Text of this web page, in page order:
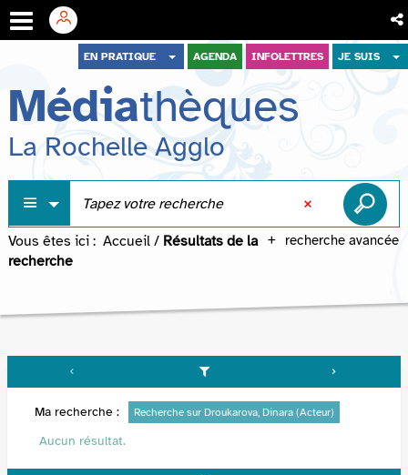
menu
contenu
recherche
EN PRATIQUE AGENDA INFOLETTRES JE SUIS
Médiathèques
La Rochelle Agglo
recherche avancée
Vous êtes ici : Accueil / Résultats de la
recherche
Ma recherche : Recherche sur Droukarova, Dinara (Acteur)
Aucun résultat.